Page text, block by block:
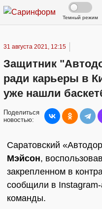
Темный режим
31 августа 2021, 12:15
Защитник
ради карьеры в
уже нашли
Поделиться
новостью:
Саратовский
Мэйсон,
закрепленном в
сообщили в Instagram-
команды.